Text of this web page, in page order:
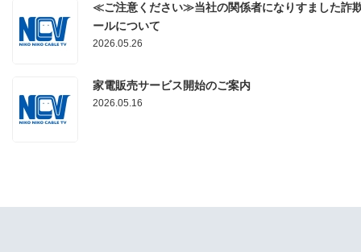
≪ご注意ください≫当社の関係者になりすました詐
ールについて
2026.05.26
家電販売サービス開始のご案内
2026.05.16